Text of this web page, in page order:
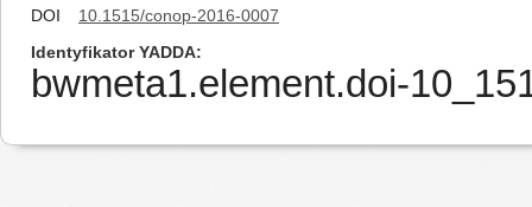
DOI
10.1515/conop-2016-0007
Identyfikator YADDA
bwmeta1.element.doi-